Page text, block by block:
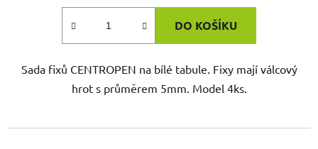
DO KOŠÍKU
Sada fixů CENTROPEN na bílé tabule. Fixy mají válcový
hrot s průměrem 5mm. Model 4ks.